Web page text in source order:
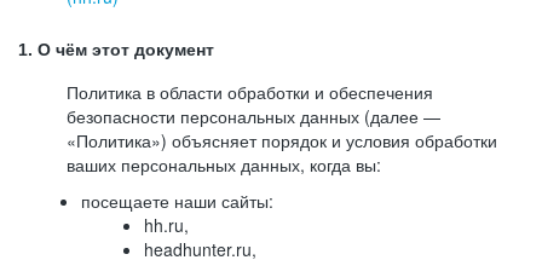
1. О чём этот документ
Политика в области обработки и обеспечения
безопасности персональных данных (далее —
«Политика») объясняет порядок и условия обработки
ваших персональных данных, когда вы:
посещаете наши сайты:
hh.ru,
headhunter.ru,